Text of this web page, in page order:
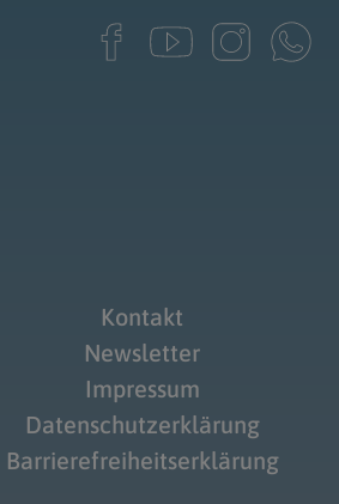
Kontakt
Newsletter
Impressum
Datenschutzerklärung
Barrierefreiheitserklärung